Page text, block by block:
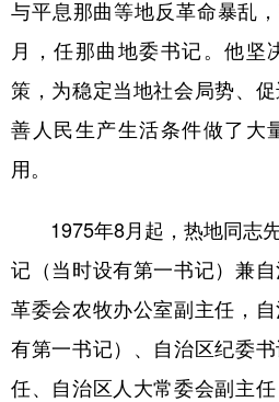
English Español
Русский язык
与平息那曲等地反革命暴乱
月，任那曲地委书记。他坚
策，为稳定当地社会局势、
善人民生产生活条件做了大
用。
1975年8月起，热地同志先
记（当时设有第一书记）兼
革委会农牧办公室副主任，
有第一书记）、自治区纪委
任、自治区人大常委会副主任